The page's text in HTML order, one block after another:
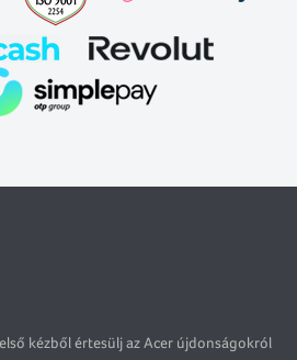
kézből értesülj az Acer újdonságokról